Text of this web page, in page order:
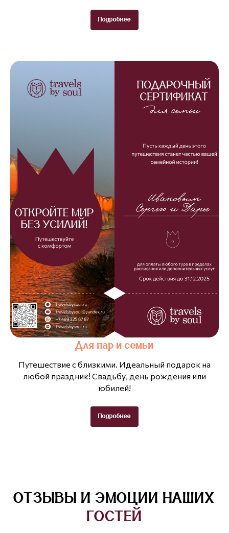
Подробнее
Для пар и семьи
Путешествие с близкими. Идеальный подарок на
любой праздник! Свадьбу, день рождения или
юбилей!
Подробнее
ОТЗЫВЫ И ЭМОЦИИ НАШИХ
ГОСТЕЙ